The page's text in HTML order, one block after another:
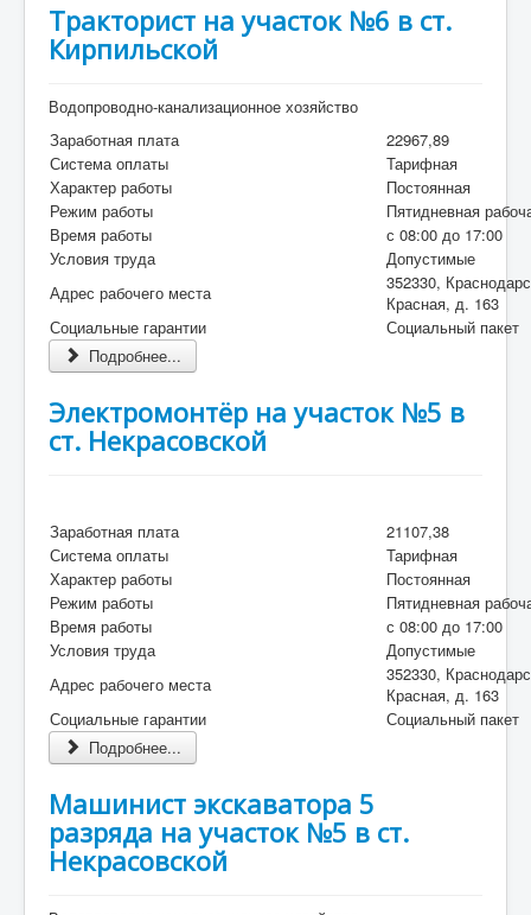
Тракторист на участок №6 в ст.
Кирпильской
Водопроводно-канализационное хозяйство
Заработная плата
22967,89
Система оплаты
Тарифная
Характер работы
Постоянная
Режим работы
Пятидневная
Время работы
с 08:00 до 17:00
Условия труда
Допустимые
Адрес рабочего места
352330,
Красная, д. 163
Социальные гарантии
Социальный пакет
Подробнее...
Электромонтёр на участок №5 в
ст. Некрасовской
Заработная плата
21107,38
Система оплаты
Тарифная
Характер работы
Постоянная
Режим работы
Пятидневная
Время работы
с 08:00 до 17:00
Условия труда
Допустимые
Адрес рабочего места
352330,
Красная, д. 163
Социальные гарантии
Социальный пакет
Подробнее...
Машинист экскаватора 5
разряда на участок №5 в ст.
Некрасовской